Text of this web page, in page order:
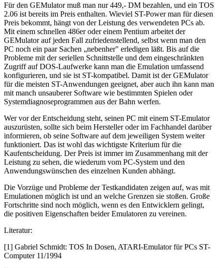
Für den GEMulator muß man nur 449,- DM bezahlen, und ein TOS
2.06 ist bereits im Preis enthalten. Wieviel ST-Power man für diesen
Preis bekommt, hängt von der Leistung des verwendeten PCs ab.
Mit einem schnellen 486er oder einem Pentium arbeitet der
GEMulator auf jeden Fall zufriedenstellend, selbst wenn man den
PC noch ein paar Sachen „nebenher" erledigen läßt. Bis auf die
Probleme mit der seriellen Schnittstelle und dem eingeschränkten
Zugriff auf DOS-Laufwerke kann man die Emulation umfassend
konfigurieren, und sie ist ST-kompatibel. Damit ist der GEMulator
für die meisten ST-Anwendungen geeignet, aber auch ihn kann man
mit manch unsauberer Software wie bestimmten Spielen oder
Systemdiagnoseprogrammen aus der Bahn werfen.
Wer vor der Entscheidung steht, seinen PC mit einem ST-Emulator
auszurüsten, sollte sich beim Hersteller oder im Fachhandel darüber
informieren, ob seine Software auf dem jeweiligen System weiter
funktioniert. Das ist wohl das wichtigste Kriterium für die
Kaufentscheidung. Der Preis ist immer im Zusammenhang mit der
Leistung zu sehen, die wiederum vom PC-System und den
Anwendungswünschen des einzelnen Kunden abhängt.
Die Vorzüge und Probleme der Testkandidaten zeigen auf, was mit
Emulationen möglich ist und an welche Grenzen sie stoßen. Große
Fortschritte sind noch möglich, wenn es den Entwicklern gelingt,
die positiven Eigenschaften beider Emulatoren zu vereinen.
Literatur:
[1] Gabriel Schmidt: TOS In Dosen, ATARI-Emulator für PCs ST-
Computer 11/1994